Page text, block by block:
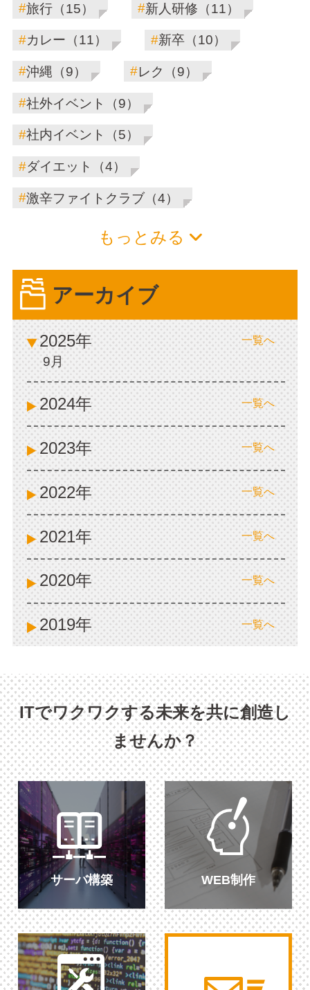
#旅行（15） #新人研修（11）
#カレー（11） #新卒（10）
#沖縄（9） #レク（9）
#社外イベント（9）
#社内イベント（5）
#ダイエット（4）
#激辛ファイトクラブ（4）
もっとみる
アーカイブ
2025年 一覧へ
9月
2024年 一覧へ
2023年 一覧へ
2022年 一覧へ
2021年 一覧へ
2020年 一覧へ
2019年 一覧へ
ITでワクワクする未来を共に創造し
ませんか？
サーバ構築 WEB制作